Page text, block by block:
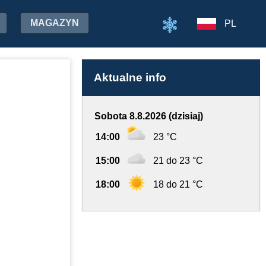
MAGAZYN PL
Aktualne info
Sobota 8.8.2026 (dzisiaj)
14:00 23 °C
15:00 21 do 23 °C
18:00 18 do 21 °C